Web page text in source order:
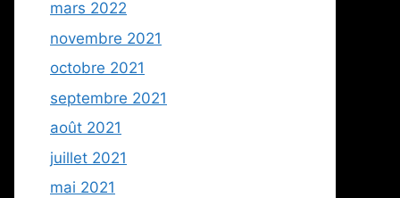
mars 2022
novembre 2021
octobre 2021
septembre 2021
août 2021
juillet 2021
mai 2021